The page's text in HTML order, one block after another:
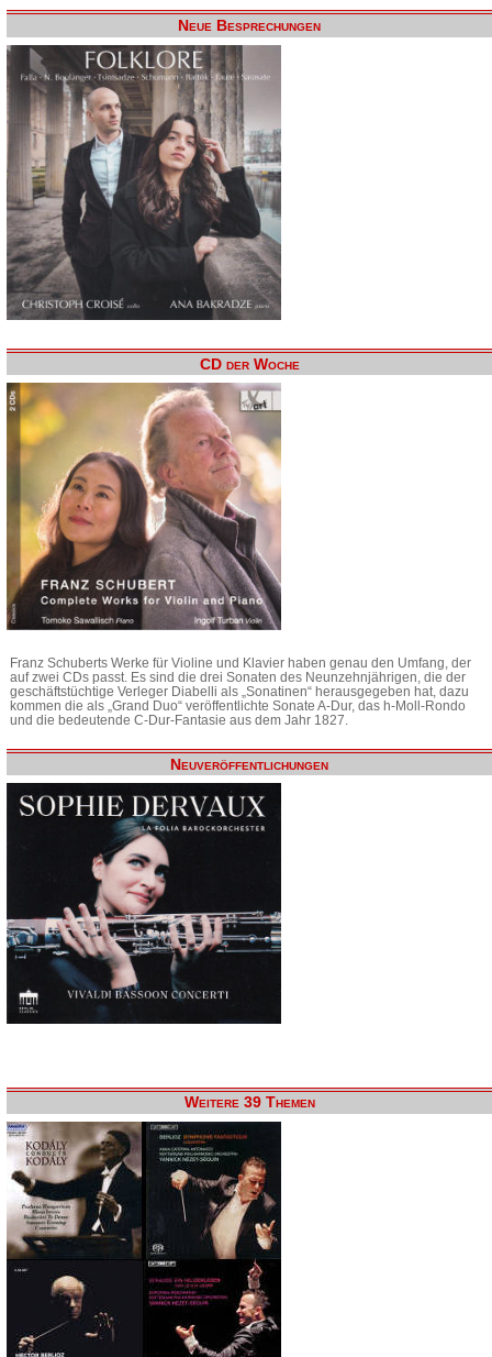
Neue Besprechungen
CD der Woche
Franz Schuberts Werke für Violine und Klavier haben genau den Umfang, der
auf zwei CDs passt. Es sind die drei Sonaten des Neunzehnjährigen, die der
geschäftstüchtige Verleger Diabelli als „Sonatinen“ herausgegeben hat, dazu
kommen die als „Grand Duo“ veröffentlichte Sonate A-Dur, das h-Moll-Rondo
und die bedeutende C-Dur-Fantasie aus dem Jahr 1827.
Neuveröffentlichungen
Weitere 39 Themen